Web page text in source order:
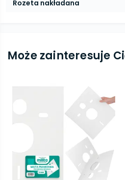
Rozeta nakładana
Może zainteresuje